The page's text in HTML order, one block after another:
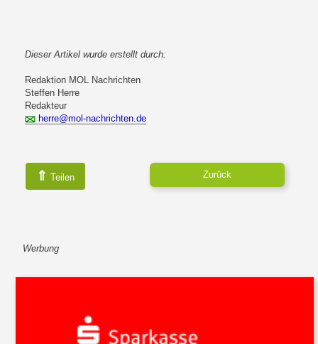
Dieser Artikel wurde erstellt durch:
Redaktion MOL Nachrichten
Steffen Herre
Redakteur
herre@mol-nachrichten.de
⇑ Teilen Zurück
Werbung